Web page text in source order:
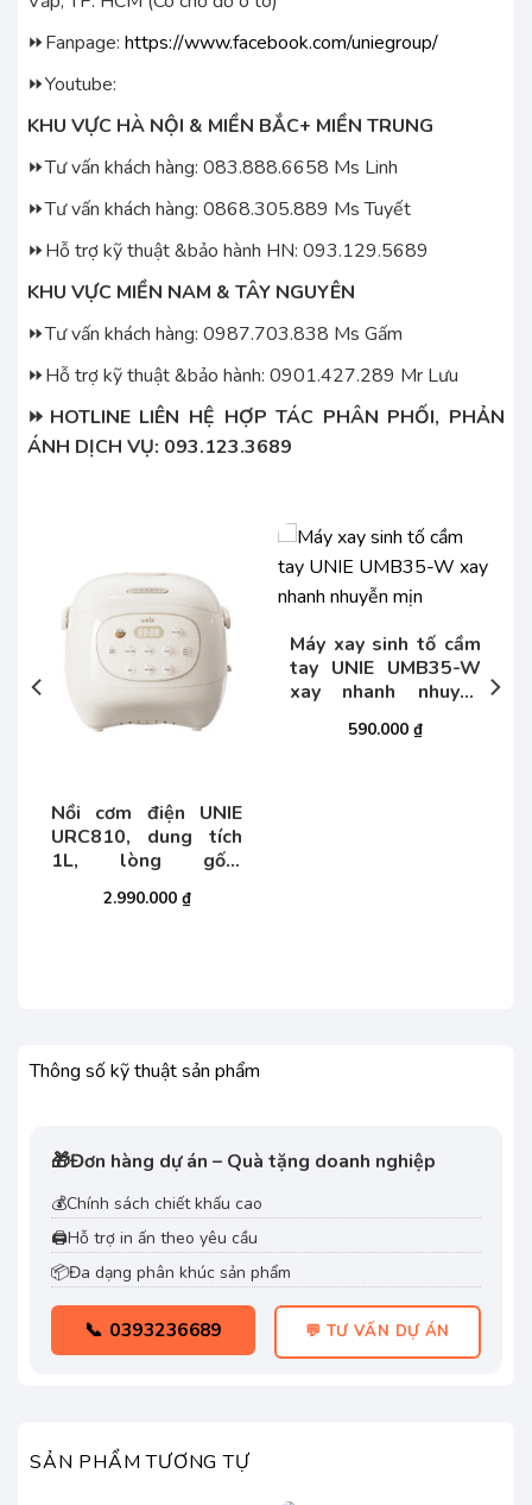
⏩Fanpage:https://www.facebook.com/uniegroup/
⏩Youtube:
KHU VỰC HÀ NỘI & MIỀN BẮC+ MIỀN TRUNG
⏩Tư vấn khách hàng: 083.888.6658 Ms Linh
⏩Tư vấn khách hàng: 0868.305.889 Ms Tuyết
⏩Hỗ trợ kỹ thuật &bảo hành HN: 093.129.5689
KHU VỰC MIỀN NAM & TÂY NGUYÊN
⏩Tư vấn khách hàng: 0987.703.838 Ms Gấm
⏩Hỗ trợ kỹ thuật &bảo hành: 0901.427.289 Mr Lưu
⏩HOTLINE LIÊN HỆ HỢP TÁC PHÂN PHỐI, PHẢN
ÁNH DỊCH VỤ: 093.123.3689
Nồi cơm điện UNIE
URC810, dung tích
1L, lòng gốm
2.990.000 ₫
Máy xay sinh tố cầm
tay UNIE UMB35-W
xay nhanh nhuyễn
590.000 ₫
Thông số kỹ thuật sản phẩm
🎁Đơn hàng dự án – Quà tặng doanh nghiệp
💰Chính sách chiết khấu cao
🖨️Hỗ trợ in ấn theo yêu cầu
📦Đa dạng phân khúc sản phẩm
📞 0393236689 💬 TƯ VẤN DỰ ÁN
SẢN PHẨM TƯƠNG TỰ